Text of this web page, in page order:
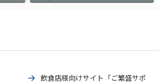
飲食店様向けサイト「ご繁盛サポ